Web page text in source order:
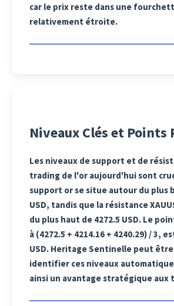
car le prix reste dans une
relativement étroite.
Niveaux Clés et Points
Les niveaux de support et de
trading de l'or aujourd'hui sont
support or se situe autour du plus
USD, tandis que la résistance
du plus haut de 4272.5 USD. Le
à (4272.5 + 4214.16 + 4240.29) / 3,
USD. Heritage Sentinelle peut
identifier ces niveaux
ainsi un avantage stratégique aux